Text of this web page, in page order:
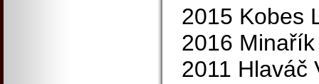
2015 Kobes
2016
2011 Hlaváč